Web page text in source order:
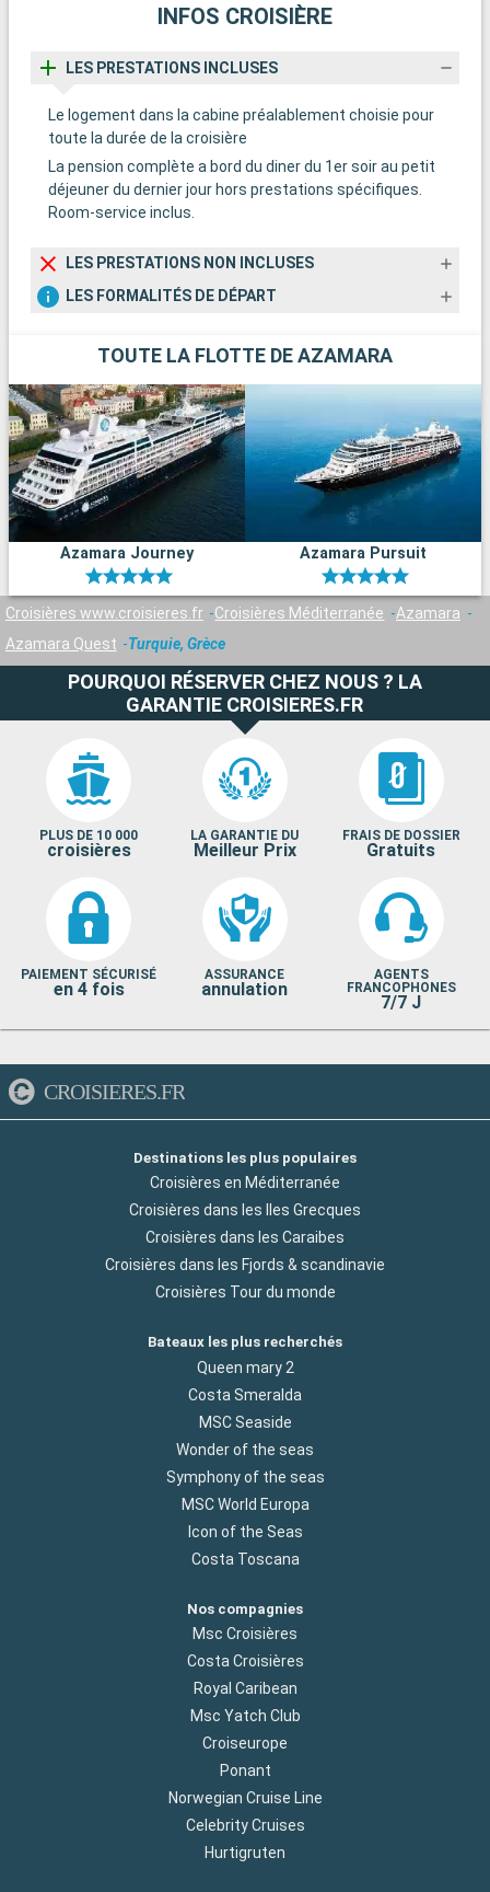
INFOS CROISIÈRE
LES PRESTATIONS INCLUSES
Le logement dans la cabine préalablement choisie pour
toute la durée de la croisière
La pension complète a bord du diner du 1er soir au petit
déjeuner du dernier jour hors prestations spécifiques.
Room-service inclus.
LES PRESTATIONS NON INCLUSES
LES FORMALITÉS DE DÉPART
TOUTE LA FLOTTE DE AZAMARA
Azamara Journey Azamara Pursuit
Croisières www.croisieres.fr Croisières Méditerranée
Azamara
Azamara Quest
Turquie, Grèce
POURQUOI RÉSERVER CHEZ NOUS ? LA
GARANTIE CROISIERES.FR
PLUS DE 10 000
croisières
LA GARANTIE DU
Meilleur Prix
FRAIS DE DOSSIER
Gratuits
PAIEMENT SÉCURISÉ
en 4 fois
ASSURANCE
annulation
AGENTS
FRANCOPHONES
7/7 J
CROISIERES.FR
Destinations les plus populaires
Croisières en Méditerranée
Croisières dans les Iles Grecques
Croisières dans les Caraibes
Croisières dans les Fjords & scandinavie
Croisières Tour du monde
Bateaux les plus recherchés
Queen mary 2
Costa Smeralda
MSC Seaside
Wonder of the seas
Symphony of the seas
MSC World Europa
Icon of the Seas
Costa Toscana
Nos compagnies
Msc Croisières
Costa Croisières
Royal Caribean
Msc Yatch Club
Croiseurope
Ponant
Norwegian Cruise Line
Celebrity Cruises
Hurtigruten